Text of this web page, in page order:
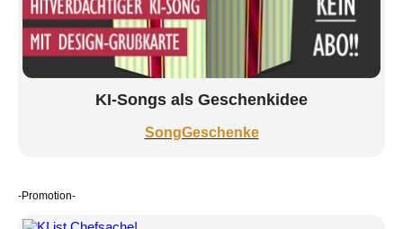
KI-Songs als Geschenkidee
SongGeschenke
-Promotion-